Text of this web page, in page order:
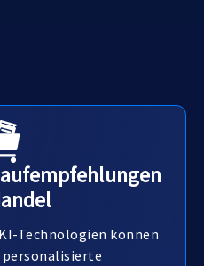
Technologien können